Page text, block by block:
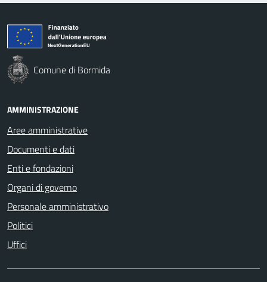
Comune di Bormida
AMMINISTRAZIONE
Aree amministrative
Documenti e dati
Enti e fondazioni
Organi di governo
Personale amministrativo
Politici
Uffici